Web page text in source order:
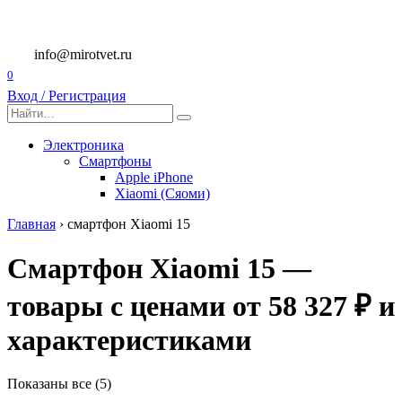
содержанию
info@mirotvet.ru
0
Вход / Регистрация
Search
for:
Электроника
Смартфоны
Apple iPhone
Xiaomi (Сяоми)
Главная › смартфон Xiaomi 15
Смартфон Xiaomi 15 —
товары с ценами от 58 327 ₽ и
характеристиками
Показаны все (5)